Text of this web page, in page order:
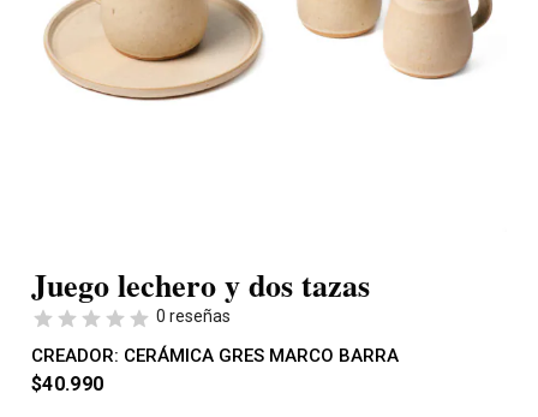
Juego lechero y dos tazas
0 reseñas
CREADOR: CERÁMICA GRES MARCO BARRA
$40.990